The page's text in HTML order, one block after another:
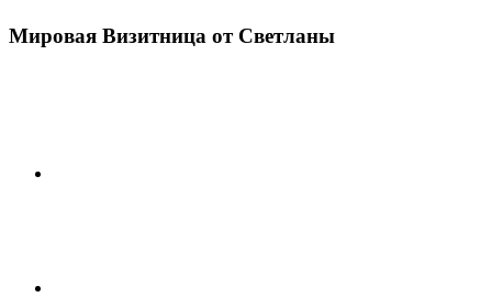
Мировая Визитница от Светланы